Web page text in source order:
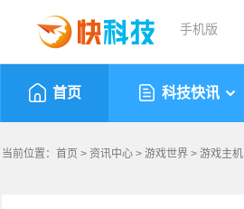
手机版
首页 科技快讯
当前位置： 首页 > 资讯中心 > 游戏世界 > 游戏主机